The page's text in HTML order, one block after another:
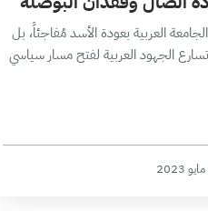
العربية بعودة الأسد مُفاجئاً، بل
الجهود العربية لفتح مسار سياسي